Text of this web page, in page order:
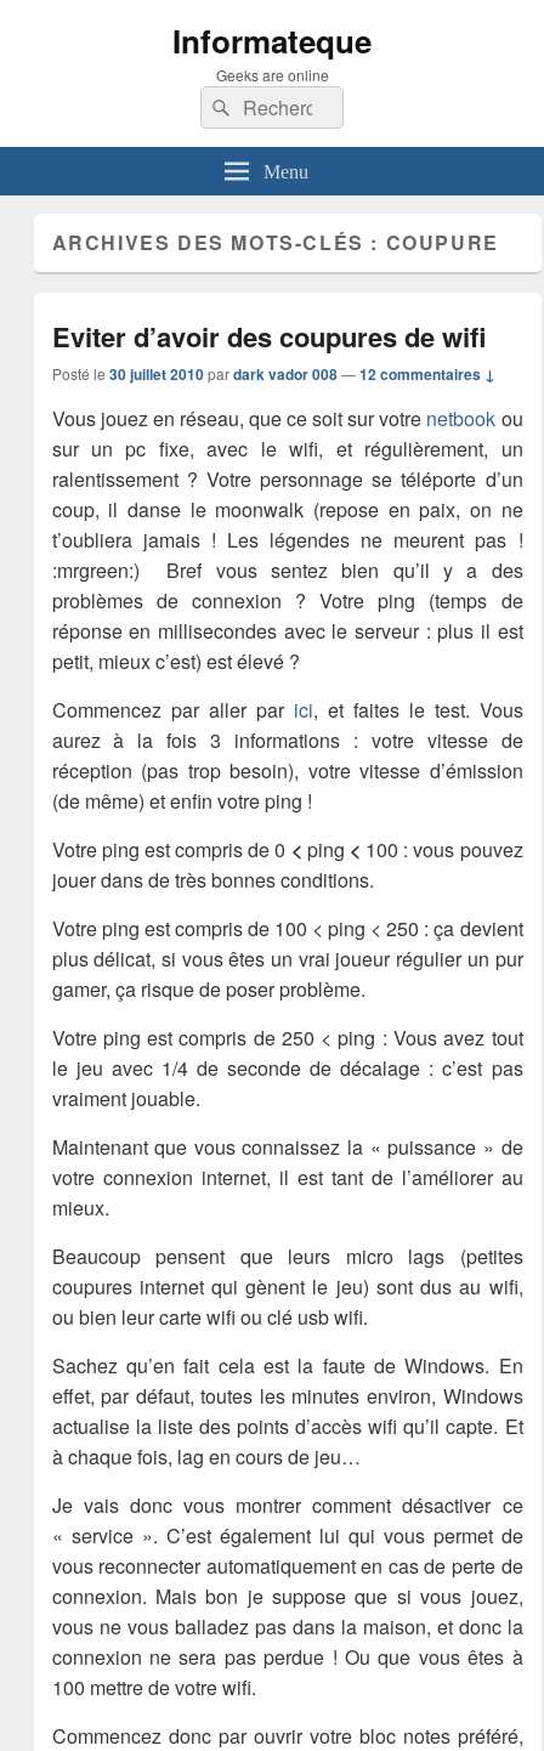
Informateque
Geeks are online
Recherche :
Rechercher
Menu
ARCHIVES DES MOTS-CLÉS : COUPURE
Eviter d’avoir des coupures de wifi
Posté le 30 juillet 2010 pardark vador 008 —12 commentaires ↓
Vous jouez en réseau, que ce soit sur votre netbook ou
sur un pc fixe, avec le wifi, et régulièrement, un
ralentissement ? Votre personnage se téléporte d’un
coup, il danse le moonwalk (repose en paix, on ne
t’oubliera jamais ! Les légendes ne meurent pas !
:mrgreen:) Bref vous sentez bien qu’il y a des
problèmes de connexion ? Votre ping (temps de
réponse en millisecondes avec le serveur : plus il est
petit, mieux c’est) est élevé ?
Commencez par aller par ici, et faites le test. Vous
aurez à la fois 3 informations : votre vitesse de
réception (pas trop besoin), votre vitesse d’émission
(de même) et enfin votre ping !
Votre ping est compris de 0 < ping < 100 : vous pouvez
jouer dans de très bonnes conditions.
Votre ping est compris de 100 < ping < 250 : ça devient
plus délicat, si vous êtes un vrai joueur régulier un pur
gamer, ça risque de poser problème.
Votre ping est compris de 250 < ping : Vous avez tout
le jeu avec 1/4 de seconde de décalage : c’est pas
vraiment jouable.
Maintenant que vous connaissez la « puissance » de
votre connexion internet, il est tant de l’améliorer au
mieux.
Beaucoup pensent que leurs micro lags (petites
coupures internet qui gènent le jeu) sont dus au wifi,
ou bien leur carte wifi ou clé usb wifi.
Sachez qu’en fait cela est la faute de Windows. En
effet, par défaut, toutes les minutes environ, Windows
actualise la liste des points d’accès wifi qu’il capte. Et
à chaque fois, lag en cours de jeu…
Je vais donc vous montrer comment désactiver ce
« service ». C’est également lui qui vous permet de
vous reconnecter automatiquement en cas de perte de
connexion. Mais bon je suppose que si vous jouez,
vous ne vous balladez pas dans la maison, et donc la
connexion ne sera pas perdue ! Ou que vous êtes à
100 mettre de votre wifi.
Commencez donc par ouvrir votre bloc notes préféré,